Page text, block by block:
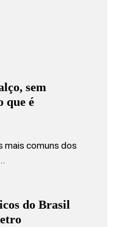
sem
que é
mais comuns dos
do Brasil